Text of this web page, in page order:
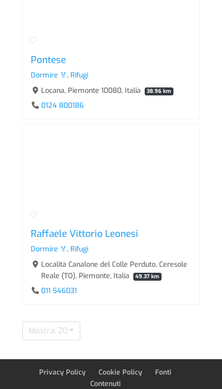
Pontese
Dormire 🏅 , Rifugi
Locana, Piemonte 10080, Italia
38.96 km
0124 800186
Raffaele Vittorio Leonesi
Dormire 🏅 , Rifugi
Località Canalone del Colle Perduto, Ceresole
Reale (TO), Piemonte, Italia
49.37 km
011 546031
Mostra: 20
Privacy Policy Cookie Policy
Fonti
Contenuti